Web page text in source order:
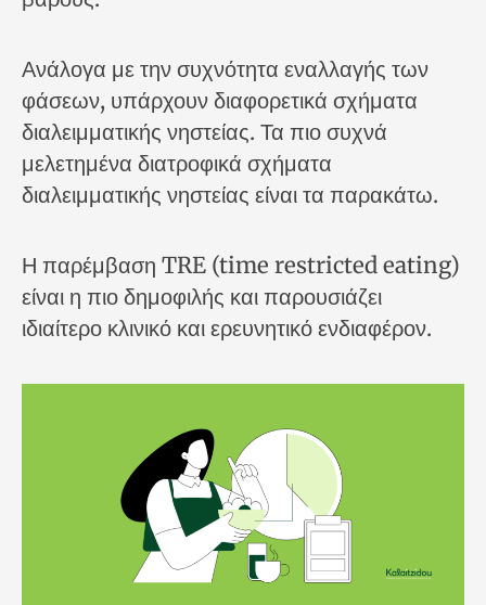
Ανάλογα με την συχνότητα εναλλαγής των
φάσεων, υπάρχουν διαφορετικά σχήματα
διαλειμματικής νηστείας. Τα πιο συχνά
μελετημένα διατροφικά σχήματα
διαλειμματικής νηστείας είναι τα παρακάτω.
Η παρέμβαση TRE (time restricted eating)
είναι η πιο δημοφιλής και παρουσιάζει
ιδιαίτερο κλινικό και ερευνητικό ενδιαφέρον.